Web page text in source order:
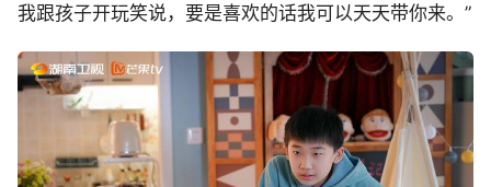
我跟孩子开玩笑说，要是喜欢的话我可以天天带你来。”